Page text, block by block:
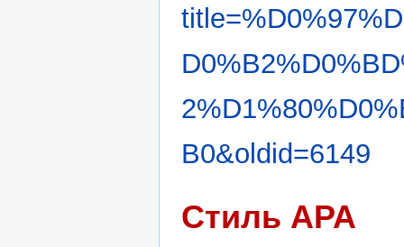
B0&oldid=6149
Стиль APA